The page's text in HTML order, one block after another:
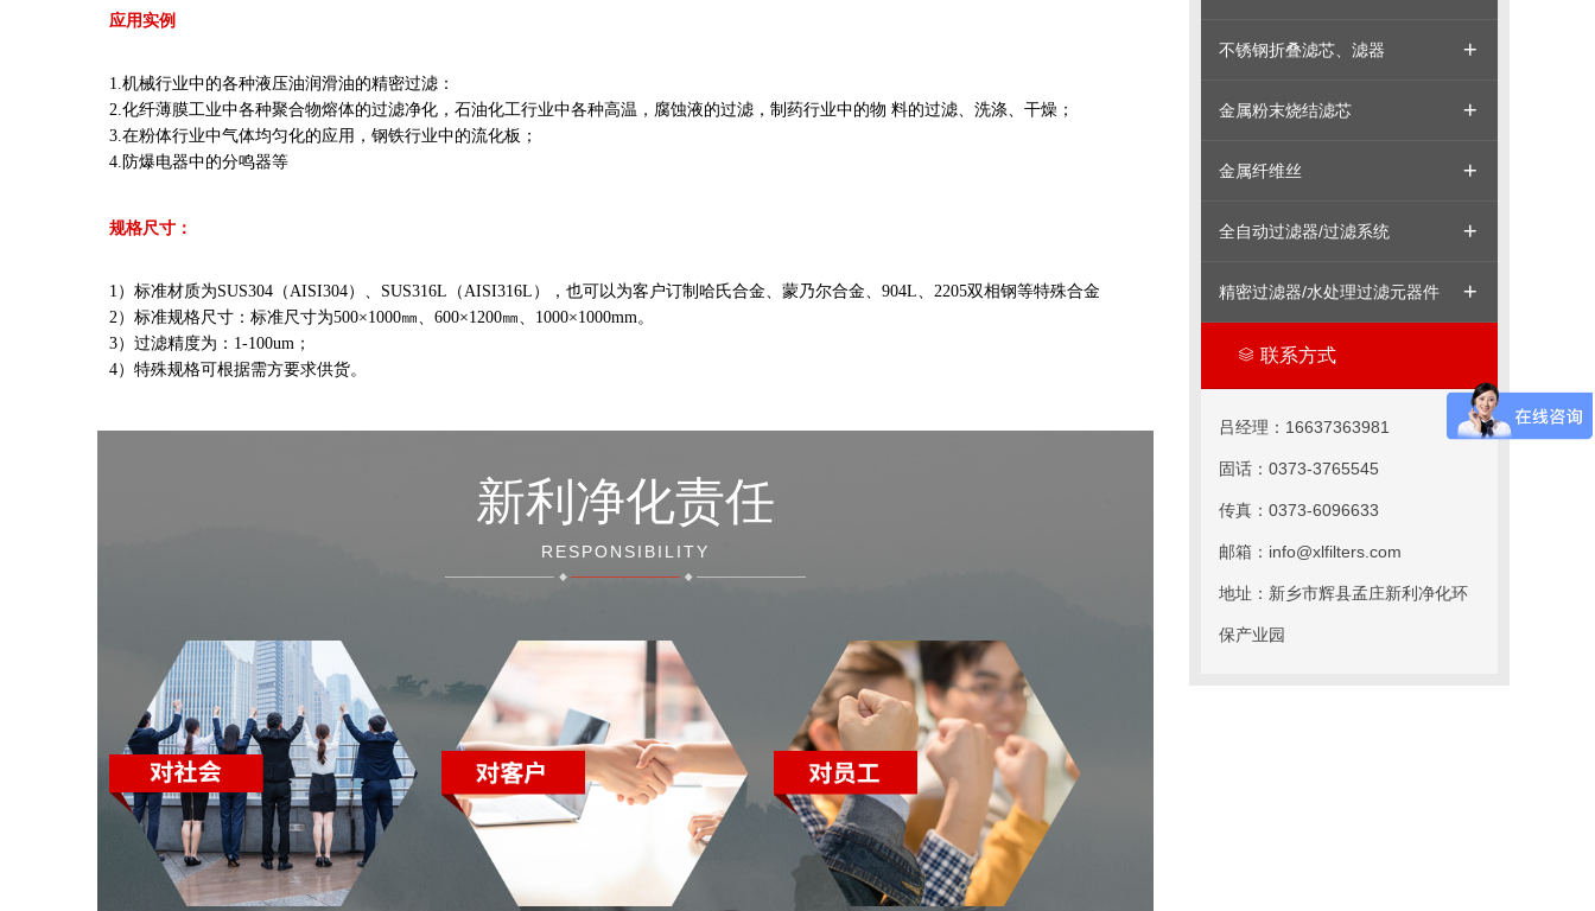
不锈钢折叠滤芯、滤器
金属粉末烧结滤芯
金属纤维丝
全自动过滤器/过滤系统
精密过滤器/水处理过滤元器件
联系方式
吕经理：16637363981
固话：0373-3765545
传真：0373-6096633
邮箱：info@xlfilters.com
地址：新乡市辉县孟庄新利净化环
保产业园
应用实例
1.机械行业中的各种液压油润滑油的精密过滤：
2.化纤薄膜工业中各种聚合物熔体的过滤净化，石油化工行业中各种高温，腐蚀液的过滤，制药行业中的物 料的过滤、洗涤、干燥；
3.在粉体行业中气体均匀化的应用，钢铁行业中的流化板；
4.防爆电器中的分鸣器等
规格尺寸：
1）标准材质为SUS304（AISI304）、SUS316L（AISI316L），也可以为客户订制哈氏合金、蒙乃尔合金、904L、2205双相钢等特殊合金
2）标准规格尺寸：标准尺寸为500×1000㎜、600×1200㎜、1000×1000mm。
3）过滤精度为：1-100um；
4）特殊规格可根据需方要求供货。
新利净化责任
RESPONSIBILITY